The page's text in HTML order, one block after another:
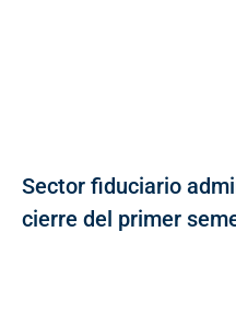
Sector fiduciario
cierre del primer